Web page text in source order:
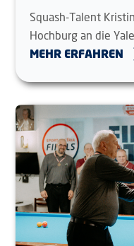
Squash-Talent
Hochburg an die
MEHR ERFAHREN